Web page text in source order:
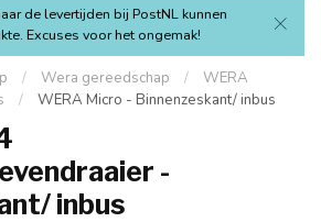
de levertijden bij PostNL kunnen
Excuses voor het ongemak!
/ Wera gereedschap /
WERA
/ WERA Micro - Binnenzeskant/ inbus
-
inbus